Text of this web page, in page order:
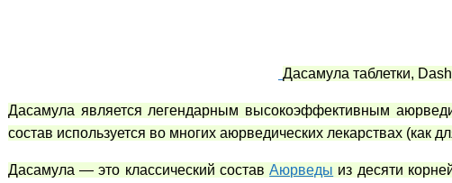
Дасамула таблетки,
Дасамула является легендарным высокоэффективным
состав используется во многих аюрведических лекарствах (как
Дасамула — это классический составАюрведы из десяти